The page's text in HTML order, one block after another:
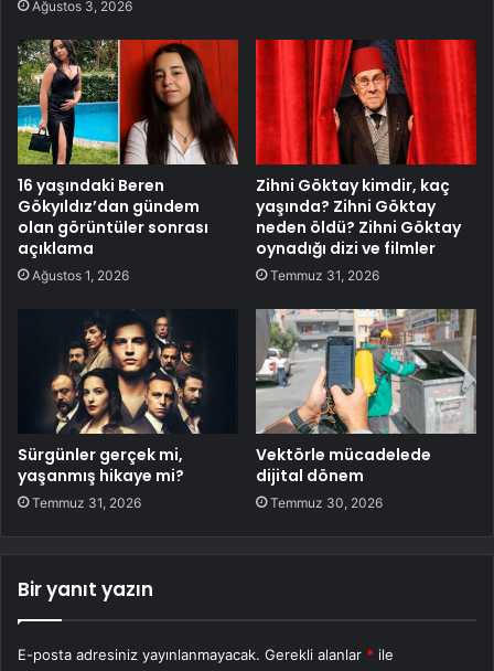
Ağustos 3, 2026
16 yaşındaki Beren
Gökyıldız’dan gündem
olan görüntüler sonrası
açıklama
Ağustos 1, 2026
Zihni Göktay kimdir, kaç
yaşında? Zihni Göktay
neden öldü? Zihni Göktay
oynadığı dizi ve filmler
Temmuz 31, 2026
Sürgünler gerçek mi,
yaşanmış hikaye mi?
Temmuz 31, 2026
Vektörle mücadelede
dijital dönem
Temmuz 30, 2026
Bir yanıt yazın
E-posta adresiniz yayınlanmayacak. Gerekli alanlar * ile